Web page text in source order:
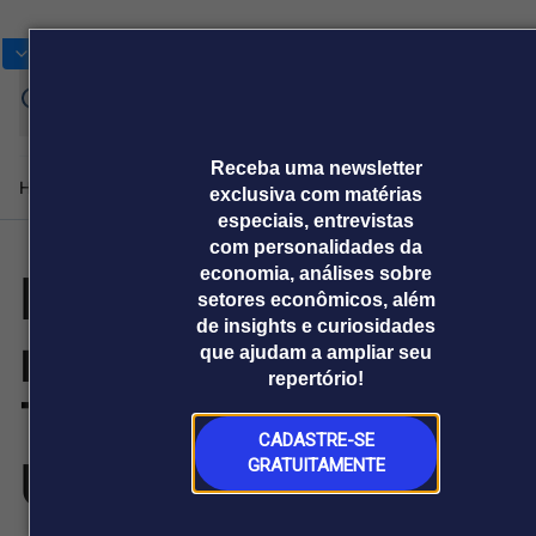
Receba uma newsletter
exclusiva com matérias
especiais, entrevistas
com personalidades da
economia, análises sobre
setores econômicos, além
de insights e curiosidades
que ajudam a ampliar seu
repertório!
CADASTRE-SE
GRATUITAMENTE
Home Produtos e soluçõesNotíciasBlogWeekendInstitucional
Plataformas
Broadcast
Broadcast+
O mercado
financeiro em
tempo real
Broadcast
Tudo sobre o
agronegócio
Releases Broadcast
Prêmio Broadcast
Empresas
Releases
KuCoin divulga o
relatório anual do
Trust Project de
US$ 2 bilhões,